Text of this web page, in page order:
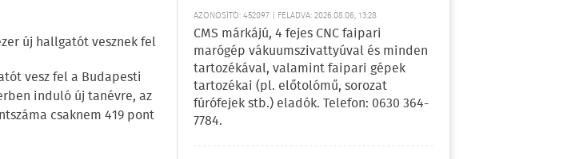
új hallgatót vesznek fel
vesz fel a Budapesti
induló új tanévre, az
csaknem 419 pont
AZONOSÍTÓ: 452097 | FELADVA: 2026.08.06, 13:28
CMS márkájú, 4 fejes CNC faipari
marógép vákuumszivattyúval és minden
tartozékával, valamint faipari gépek
tartozékai (pl. előtolómű, sorozat
fúrófejek stb.) eladók. Telefon: 0630 364-
7784.